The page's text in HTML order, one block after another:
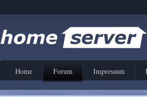
Home Forum Impressum